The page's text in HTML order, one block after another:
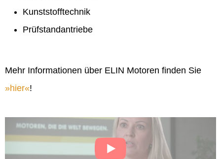
Kunststofftechnik
Prüfstandantriebe
Mehr Informationen über ELIN Motoren finden Sie
hier !